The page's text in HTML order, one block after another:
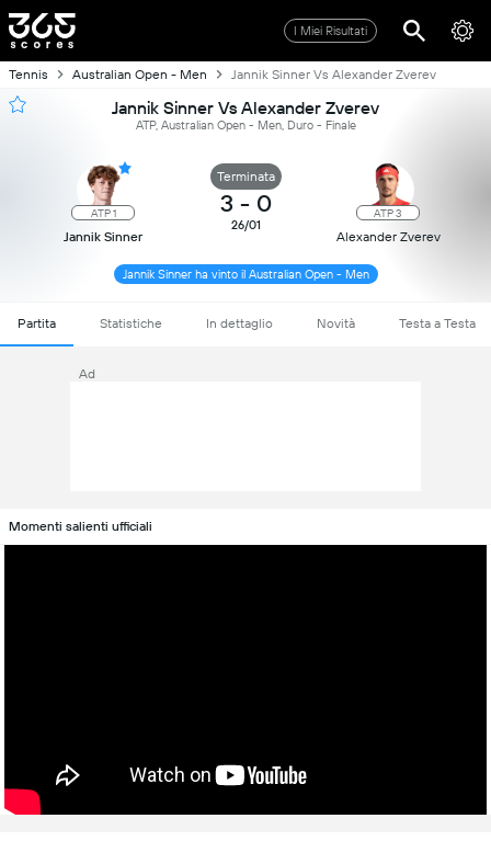
I Miei Risultati
Tennis Australian Open - Men Jannik Sinner Vs Alexander Zverev
Jannik Sinner Vs Alexander Zverev
ATP, Australian Open - Men, Duro - Finale
ATP 1
Jannik Sinner
Terminata
3 - 0
26/01
ATP 3
Alexander Zverev
Jannik Sinner ha vinto il Australian Open - Men
Partita Statistiche In dettaglio Novità Testa a Testa
Ad
Momenti salienti ufficiali